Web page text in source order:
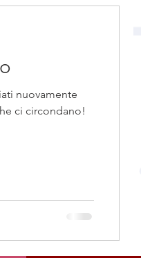
nuovamente
ci circondano!